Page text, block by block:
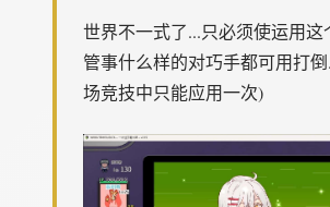
世界不一式了...只必须使运用这
管事什么样的对巧手都可用打
场竞技中只能应用一次)